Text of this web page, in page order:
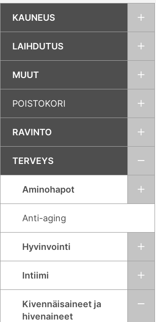
KAUNEUS
LAIHDUTUS
MUUT
POISTOKORI
RAVINTO
TERVEYS
Aminohapot
Anti-aging
Hyvinvointi
Intiimi
Kivennäisaineet ja
hivenaineet